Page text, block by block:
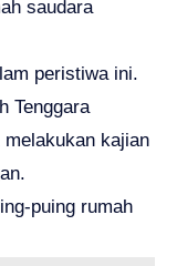
saudara
peristiwa ini.
Tenggara
kajian
puing rumah